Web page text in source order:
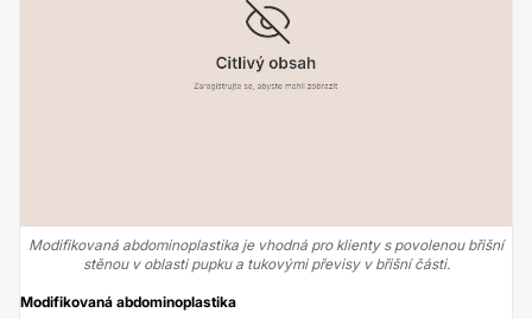
Modifikovaná abdominoplastika je vhodná pro klienty s povolenou břišní
stěnou v oblasti pupku a tukovými převisy v břišní části.
Modifikovaná abdominoplastika